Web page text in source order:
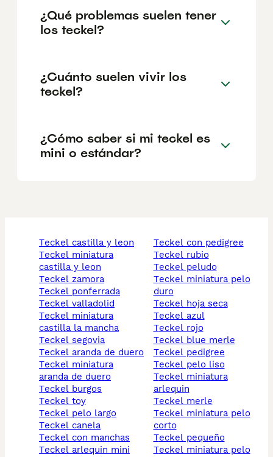
¿Qué problemas suelen tener
los teckel?
¿Cuánto suelen vivir los
teckel?
¿Cómo saber si mi teckel es
mini o estándar?
teckel castilla y leon
teckel miniatura
castilla y leon
teckel zamora
teckel ponferrada
teckel valladolid
teckel miniatura
castilla la mancha
teckel segovia
teckel aranda de duero
teckel miniatura
aranda de duero
teckel burgos
teckel toy
teckel pelo largo
teckel canela
teckel con manchas
teckel arlequin mini
teckel con pedigree
teckel rubio
teckel peludo
teckel miniatura pelo
duro
teckel hoja seca
teckel azul
teckel rojo
teckel blue merle
teckel pedigree
teckel pelo liso
teckel miniatura
arlequin
teckel merle
teckel miniatura pelo
corto
teckel pequeño
teckel miniatura pelo